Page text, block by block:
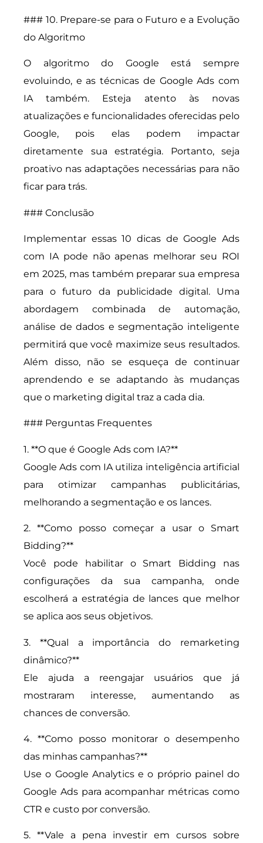
### 10. Prepare-se para o Futuro e a Evolução
do Algoritmo
O algoritmo do Google está sempre
evoluindo, e as técnicas de Google Ads com
IA também. Esteja atento às novas
atualizações e funcionalidades oferecidas pelo
Google, pois elas podem impactar
diretamente sua estratégia. Portanto, seja
proativo nas adaptações necessárias para não
ficar para trás.
### Conclusão
Implementar essas 10 dicas de Google Ads
com IA pode não apenas melhorar seu ROI
em 2025, mas também preparar sua empresa
para o futuro da publicidade digital. Uma
abordagem combinada de automação,
análise de dados e segmentação inteligente
permitirá que você maximize seus resultados.
Além disso, não se esqueça de continuar
aprendendo e se adaptando às mudanças
que o marketing digital traz a cada dia.
### Perguntas Frequentes
1. **O que é Google Ads com IA?**
Google Ads com IA utiliza inteligência artificial
para otimizar campanhas publicitárias,
melhorando a segmentação e os lances.
2. **Como posso começar a usar o Smart
Bidding?**
Você pode habilitar o Smart Bidding nas
configurações da sua campanha, onde
escolherá a estratégia de lances que melhor
se aplica aos seus objetivos.
3. **Qual a importância do remarketing
dinâmico?**
Ele ajuda a reengajar usuários que já
mostraram interesse, aumentando as
chances de conversão.
4. **Como posso monitorar o desempenho
das minhas campanhas?**
Use o Google Analytics e o próprio painel do
Google Ads para acompanhar métricas como
CTR e custo por conversão.
5. **Vale a pena investir em cursos sobre